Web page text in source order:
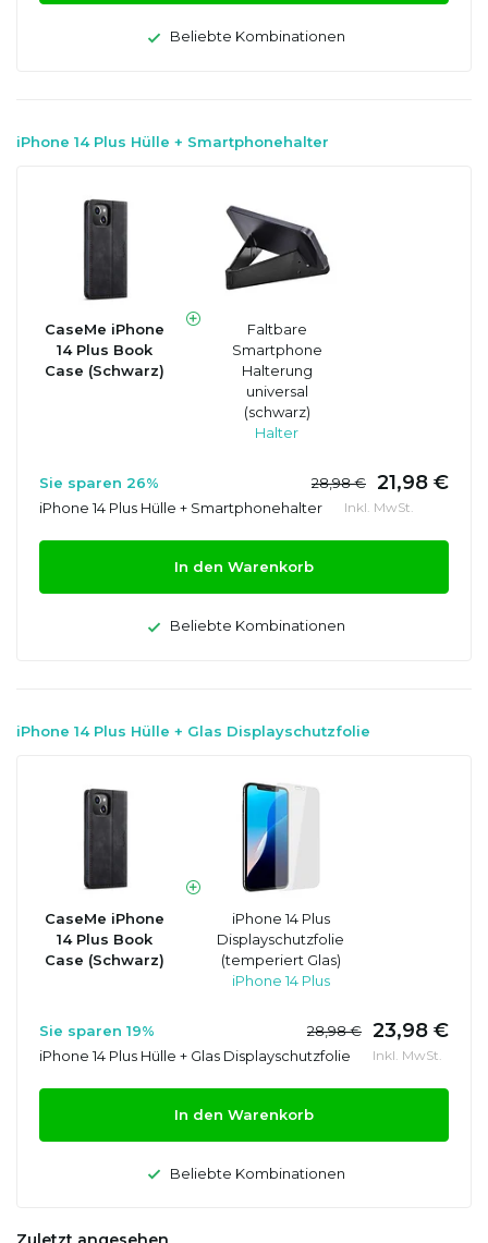
Beliebte Kombinationen
iPhone 14 Plus Hülle + Smartphonehalter
CaseMe iPhone
14 Plus Book
Case (Schwarz)
Faltbare
Smartphone
Halterung
universal
(schwarz)
Halter
Sie sparen 26% 28,98 € 21,98 €
iPhone 14 Plus Hülle + Smartphonehalter Inkl. MwSt.
In den Warenkorb
Beliebte Kombinationen
iPhone 14 Plus Hülle + Glas Displayschutzfolie
CaseMe iPhone
14 Plus Book
Case (Schwarz)
iPhone 14 Plus
Displayschutzfolie
(temperiert Glas)
iPhone 14 Plus
Sie sparen 19% 28,98 € 23,98 €
iPhone 14 Plus Hülle + Glas Displayschutzfolie Inkl. MwSt.
In den Warenkorb
Beliebte Kombinationen